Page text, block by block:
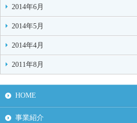
2014年6月
2014年5月
2014年4月
2011年8月
HOME
事業紹介